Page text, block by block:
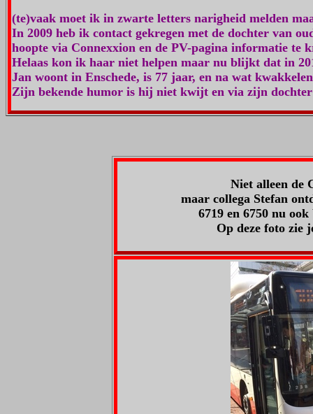
(te)vaak moet ik in zwarte letters narigheid melden
In 2009 heb ik contact gekregen met de dochter van
hoopte via Connexxion en de PV-pagina informatie te
Helaas kon ik haar niet helpen maar nu blijkt dat in
Jan woont in Enschede, is 77 jaar, en na wat
Zijn bekende humor is hij niet kwijt en via zijn
Niet alleen de
maar collega Stefan
6719 en 6750 nu
Op deze foto zie